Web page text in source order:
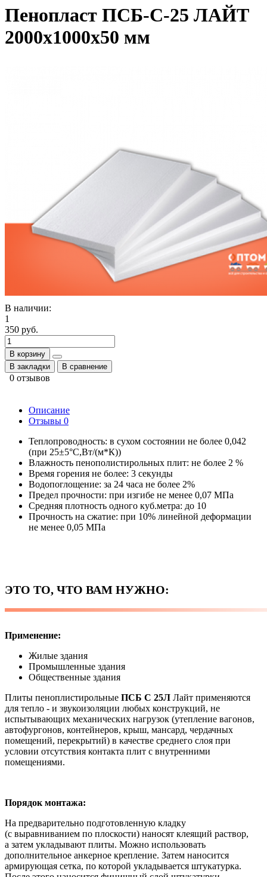
Пенопласт ПСБ-С-25 ЛАЙТ
2000х1000х50 мм
В наличии:
1
350 руб.
В корзину
В закладки
В сравнение
0 отзывов
Описание
Отзывы 0
Теплопроводность: в сухом состоянии не более 0,042
(при 25±5°C,Вт/(м*К))
Влажность пенополистирольных плит: не более 2 %
Время горения не более: 3 секунды
Водопоглощение: за 24 часа не более 2%
Предел прочности: при изгибе не менее 0,07 МПа
Средняя плотность одного куб.метра: до 10
Прочность на сжатие: при 10% линейной деформации
не менее 0,05 МПа
ЭТО ТО, ЧТО ВАМ НУЖНО:
Применение:
Жилые здания
Промышленные здания
Общественные здания
Плиты пеноплистирольные ПСБ С 25Л Лайт применяются
для тепло - и звукоизоляции любых конструкций, не
испытывающих механических нагрузок (утепление вагонов,
автофургонов, контейнеров, крыш, мансард, чердачных
помещений, перекрытий) в качестве среднего слоя при
условии отсутствия контакта плит с внутренними
помещениями.
Порядок монтажа:
На предварительно подготовленную кладку
(с выравниванием по плоскости) наносят клеящий раствор,
а затем укладывают плиты. Можно использовать
дополнительное анкерное крепление. Затем наносится
армирующая сетка, по которой укладывается штукатурка.